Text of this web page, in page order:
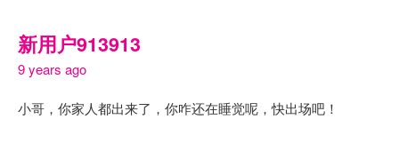
新用户913913
9 years ago
小哥，你家人都出来了，你咋还在睡觉呢，快出场吧！